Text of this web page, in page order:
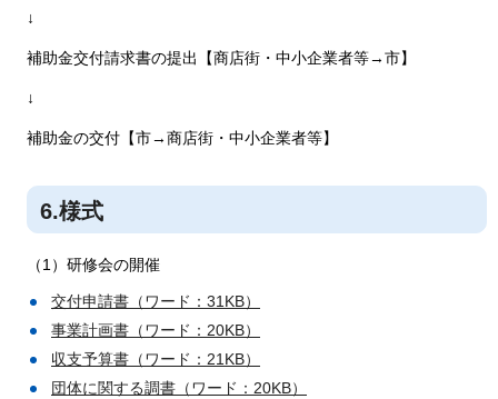
↓
補助金交付請求書の提出【商店街・中小企業者等→市】
↓
補助金の交付【市→商店街・中小企業者等】
6.様式
（1）研修会の開催
交付申請書（ワード：31KB）
事業計画書（ワード：20KB）
収支予算書（ワード：21KB）
団体に関する調書（ワード：20KB）